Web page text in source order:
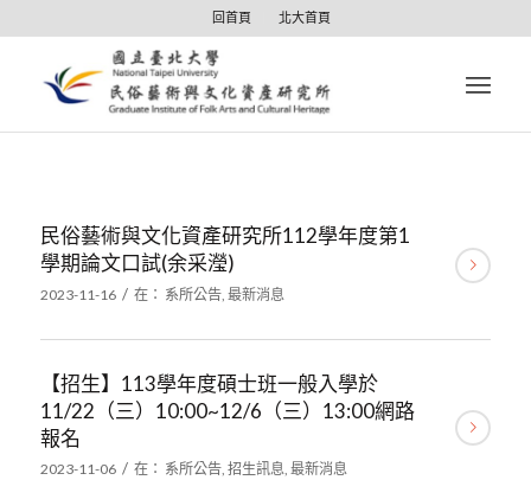
回首頁 北大首頁
民俗藝術與文化資產研究所112學年度第1
學期論文口試(余采瀅)
2023-11-16 / 在： 系所公告, 最新消息
【招生】113學年度碩士班一般入學於
11/22（三）10:00~12/6（三）13:00網路
報名
2023-11-06 / 在： 系所公告, 招生訊息, 最新消息